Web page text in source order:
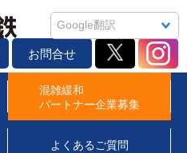
お問合せ
混雑緩和
パートナー企業募集
よくあるご質問